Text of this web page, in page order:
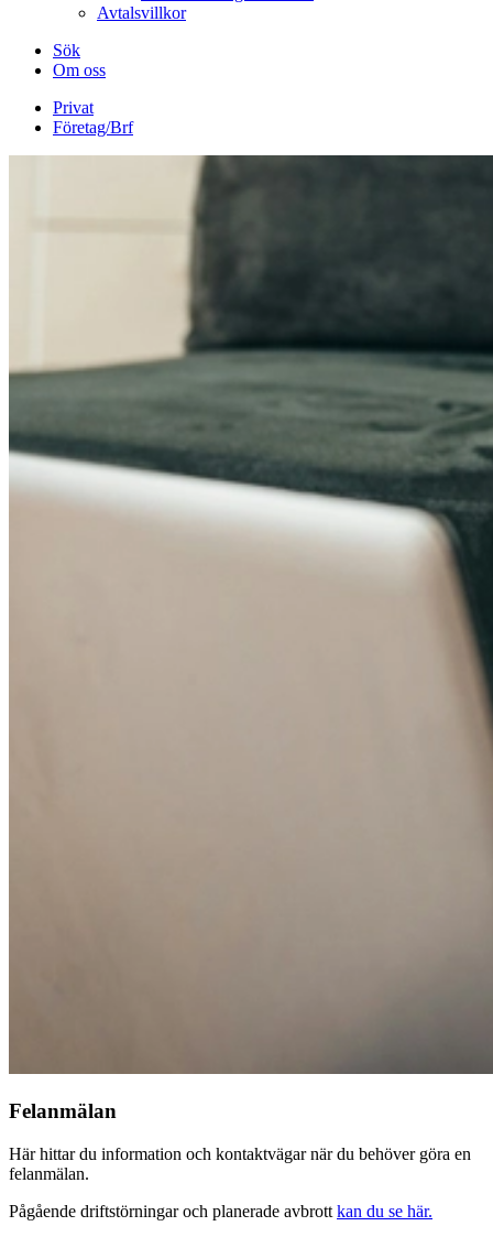
Avtalsvillkor
Sök
Om oss
Privat
Företag/Brf
Felanmälan
Här hittar du information och kontaktvägar när du behöver göra en
felanmälan.
Pågående driftstörningar och planerade avbrott kan du se här.